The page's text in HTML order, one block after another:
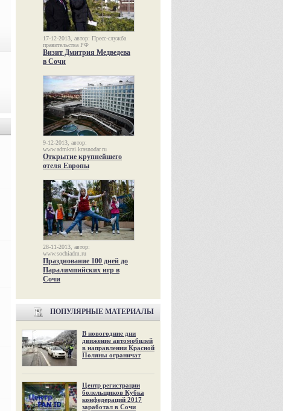
17-12-2013, автор: Пресс-служба
правительства РФ
Визит Дмитрия Медведева
в Сочи
9-12-2013, автор:
www.admkrai.krasnodar.ru
Открытие крупнейшего
отеля Европы
28-11-2013, автор:
www.sochiadm.ru
Празднование 100 дней до
Паралимпийских игр в
Сочи
ПОПУЛЯРНЫЕ МАТЕРИАЛЫ
В новогодние дни
движение автомобилей
в направлении Красной
Поляны ограничат
Центр регистрации
болельщиков Кубка
конфедераций 2017
заработал в Сочи